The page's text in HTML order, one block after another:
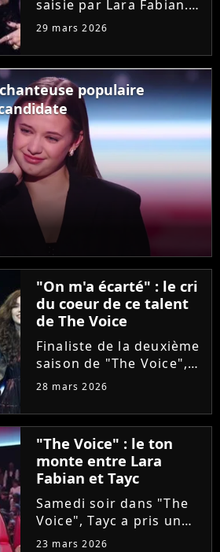
saisie par Lara Fabian.
Hier soir dans "The
Joanna, ancienne demi-
finaliste de la "Star
Academy", a bouleversé
la coach. Elle n'a pas
résisté...
29 mars 2026
populaire
"On m'a écarté" : le cri
du coeur de ce talent
de The Voice
Finaliste de la deuxième
saison de "The Voice",
Olympe se livre à coeur
le chanteur révèle que
sa carrière a été
sabotée par une
personne malveillante
qui a...
28 mars 2026
"The Voice" : le ton
monte entre Lara
Fabian et Tayc
Samedi soir dans "The
Voice", Tayc a pris un
malin plaisir à bloquer
23 mars 2026